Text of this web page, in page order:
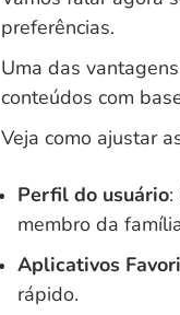
preferências.
Uma das
conteúdos com
Veja como ajustar
Perfil do usuário:
membro da
Aplicativos
rápido.